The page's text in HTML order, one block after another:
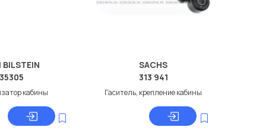
BILSTEIN
35305
кабины
SACHS
313 941
Гаситель, крепление кабины